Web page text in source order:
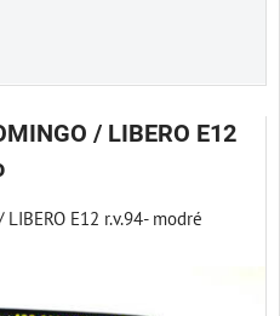
/ LIBERO E12
E12 r.v.94- modré